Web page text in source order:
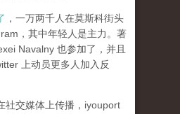
，一万两千人在莫斯科街头
，其中年轻人是主力。著
Navalny 也参加了，并且
上动员更多人加入反
社交媒体上传播，iyouport